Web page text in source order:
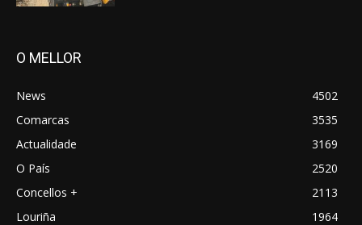
O MELLOR
News
4502
Comarcas
3535
Actualidade
3169
O País
2520
Concellos +
2113
Louriña
1964